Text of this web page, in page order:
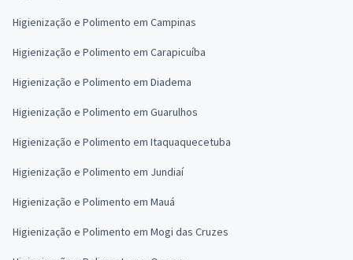
Higienização e Polimento em Campinas
Higienização e Polimento em Carapicuíba
Higienização e Polimento em Diadema
Higienização e Polimento em Guarulhos
Higienização e Polimento em Itaquaquecetuba
Higienização e Polimento em Jundiaí
Higienização e Polimento em Mauá
Higienização e Polimento em Mogi das Cruzes